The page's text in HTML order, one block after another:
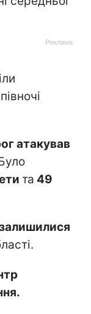
атакував
та 49